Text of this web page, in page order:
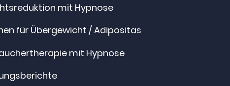
mit Hypnose
für Übergewicht / Adipositas
mit Hypnose